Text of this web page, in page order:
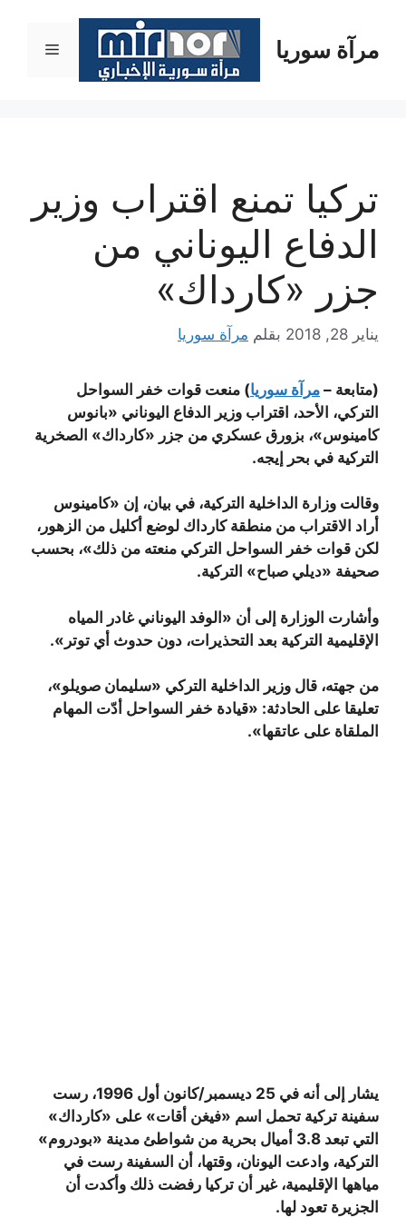
المحتوىمرآة سوريا القائمة
تركيا تمنع اقتراب وزير
الدفاع اليوناني من
جزر «كارداك»
يناير 28, 2018 بقلم مرآة سوريا
(متابعة – مرآة سوريا) منعت قوات خفر السواحل
التركي، الأحد، اقتراب وزير الدفاع اليوناني «بانوس
كامينوس»، بزورق عسكري من جزر «كارداك» الصخرية
التركية في بحر إيجه.
وقالت وزارة الداخلية التركية، في بيان، إن «كامينوس
أراد الاقتراب من منطقة كارداك لوضع أكليل من الزهور،
لكن قوات خفر السواحل التركي منعته من ذلك»، بحسب
صحيفة «ديلي صباح» التركية.
وأشارت الوزارة إلى أن «الوفد اليوناني غادر المياه
الإقليمية التركية بعد التحذيرات، دون حدوث أي توتر».
من جهته، قال وزير الداخلية التركي «سليمان صويلو»،
تعليقا على الحادثة: «قيادة خفر السواحل أدّت المهام
الملقاة على عاتقها».
يشار إلى أنه في 25 ديسمبر/كانون أول 1996، رست
سفينة تركية تحمل اسم «فيغن أقات» على «كارداك»
التي تبعد 3.8 أميال بحرية من شواطئ مدينة «بودروم»
التركية، وادعت اليونان، وقتها، أن السفينة رست في
مياهها الإقليمية، غير أن تركيا رفضت ذلك وأكدت أن
الجزيرة تعود لها.